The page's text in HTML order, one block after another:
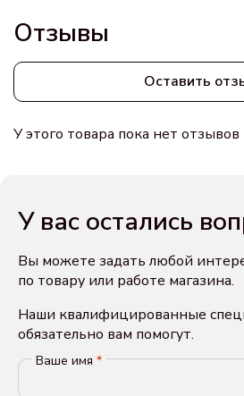
Отзывы
Оставить
У этого товара пока нет отзывов
У вас остались
Вы можете задать любой
по товару или работе магазина.
Наши квалифицированные
обязательно вам помогут.
Ваше имя *